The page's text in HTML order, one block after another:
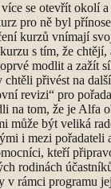
se otevřít okolí
pro ně byl
kurzů vnímají
s tím, že
modlit a zažít
přivést na
revizi“ pro
na tom, že je Alfa
může být veliká
i mezi pořadateli
kteří
rodinách
v rámci programu